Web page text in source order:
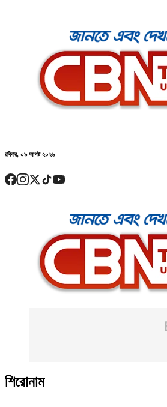
রবিবার, ০৯ আগষ্ট ২০২৬
শিরোনাম